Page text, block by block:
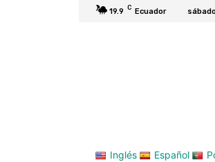
19.9 C Ecuador
Inglés Español